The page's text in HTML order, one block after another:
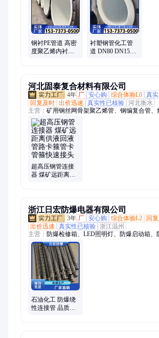
钢衬PE管道 高密
度聚乙烯内衬钢
衬塑钢管化工管
道 DN80 DN150
河北固泰复合材料有限公司
4年 厂 安心购 综合体验L0 真
回复及时 出价迅速 真实性已核验 河北衡水
主营： 矿用钢丝网骨架聚乙烯管、钢编复合管、
架聚乙烯液体管、涂塑钢管、N-HAP热浸塑钢管
塑穿线钢管、沟槽管卡、卡箍式柔性管接头、矿
用阻燃聚乙烯管、矿用卡箍柔性快速接头、管廊
性管卡、煤矿用聚乙烯管、哈芬槽、预埋槽、沟
骨架聚乙烯管、热浸塑穿线管、沟槽快速接头、
式柔性沟槽管接头、沟槽管接头、矿用高压管卡
超高压钢管连接
器 煤矿远距离供
浙江日宏防爆电器有限公司
3年 厂 安心购 综合体验L2
回
出价迅速
真实性已核验 浙江温州
主营： 防爆检修箱、LED照明灯、防爆启动箱、
管、防爆正压柜、成套箱、LED防爆灯、铝合金
爆填料函、防爆配电箱、防爆照明箱、防爆箱、
爆控制柜、LED荧光灯、防爆操作箱、LED洁净
箱、防爆分线箱、防爆防腐箱
石油化工 防爆绕
性连接管 品质保